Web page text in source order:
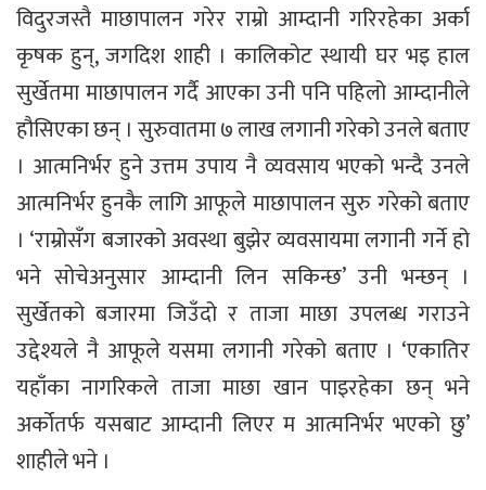
विदुरजस्तै माछापालन गरेर राम्रो आम्दानी गरिरहेका अर्का
कृषक हुन्, जगदिश शाही । कालिकोट स्थायी घर भइ हाल
सुर्खेतमा माछापालन गर्दै आएका उनी पनि पहिलो आम्दानीले
हौसिएका छन् । सुरुवातमा ७ लाख लगानी गरेको उनले बताए
। आत्मनिर्भर हुने उत्तम उपाय नै व्यवसाय भएको भन्दै उनले
आत्मनिर्भर हुनकै लागि आफूले माछापालन सुरु गरेको बताए
। ‘राम्रोसँग बजारको अवस्था बुझेर व्यवसायमा लगानी गर्ने हो
भने सोचेअनुसार आम्दानी लिन सकिन्छ’ उनी भन्छन् ।
सुर्खेतको बजारमा जिउँदो र ताजा माछा उपलब्ध गराउने
उद्देश्यले नै आफूले यसमा लगानी गरेको बताए । ‘एकातिर
यहाँका नागरिकले ताजा माछा खान पाइरहेका छन् भने
अर्कोतर्फ यसबाट आम्दानी लिएर म आत्मनिर्भर भएको छु’
शाहीले भने ।